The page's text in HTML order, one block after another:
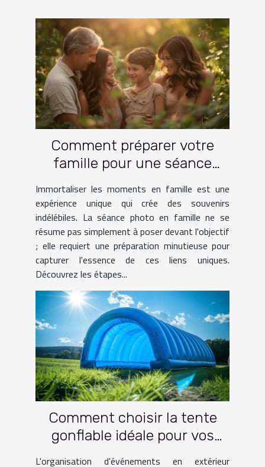
Comment préparer votre
famille pour une séance
Immortaliser les moments en famille est une
expérience unique qui crée des souvenirs
indélébiles. La séance photo en famille ne se
résume pas simplement à poser devant l'objectif
; elle requiert une préparation minutieuse pour
capturer l'essence de ces liens uniques.
Découvrez les étapes...
Comment choisir la tente
gonflable idéale pour vos
L'organisation d'événements en extérieur